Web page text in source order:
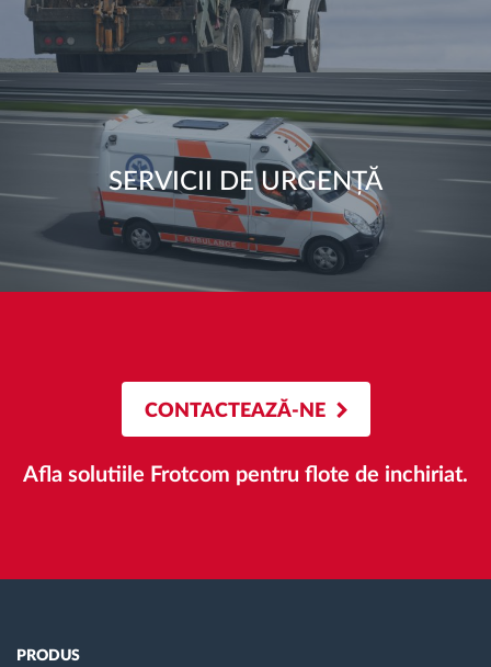
SERVICII DE URGENȚĂ
CONTACTEAZĂ-NE
Afla solutiile Frotcom pentru flote de inchiriat.
PRODUS